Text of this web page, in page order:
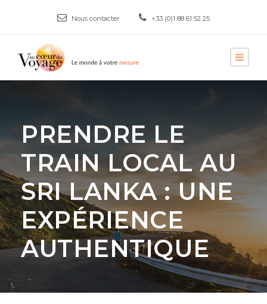
Nous contacter +33 (0)1 88 61 52 25
PRENDRE LE
TRAIN LOCAL AU
SRI LANKA : UNE
EXPÉRIENCE
AUTHENTIQUE